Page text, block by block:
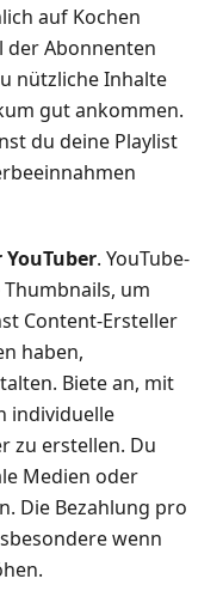
auf Kochen
der Abonnenten
nützliche Inhalte
gut ankommen.
du deine Playlist
. YouTube-
um
Content-Ersteller
haben,
Biete an, mit
individuelle
zu erstellen. Du
Medien oder
Die Bezahlung pro
wenn